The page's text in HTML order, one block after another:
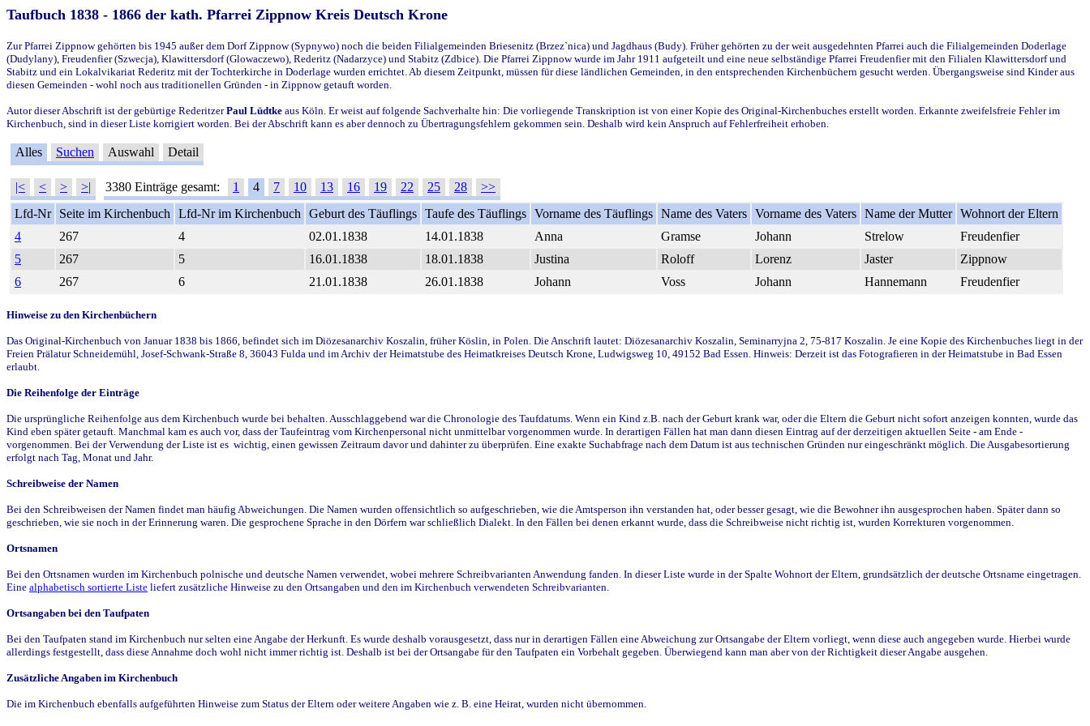
Taufbuch 1838 - 1866 der kath. Pfarrei Zippnow Kreis Deutsch Krone
Zur Pfarrei Zippnow gehörten bis 1945 außer dem Dorf Zippnow (Sypnywo) noch die beiden Filialgemeinden Briesenitz (Brzez`nica) und Jagdhaus (Budy). Früher gehörten zu der weit ausgedehnten Pfarrei auch die Filialgemeinden Doderlage
(Dudylany), Freudenfier (Szwecja), Klawittersdorf (Glowaczewo), Rederitz (Nadarzyce) und Stabitz (Zdbice). Die Pfarrei Zippnow wurde im Jahr 1911 aufgeteilt und eine neue selbständige Pfarrei Freudenfier mit den Filialen Klawittersdorf und
Stabitz und ein Lokalvikariat Rederitz mit der Tochterkirche in Doderlage wurden errichtet. Ab diesem Zeitpunkt, müssen für diese ländlichen Gemeinden, in den entsprechenden Kirchenbüchern gesucht werden. Übergangsweise sind Kinder aus
diesen Gemeinden - wohl noch aus traditionellen Gründen - in Zippnow getauft worden.
Autor dieser Abschrift ist der gebürtige RederitzerPaul Lüdtke aus Köln. Er weist auf folgende Sachverhalte hin: Die vorliegende Transkription ist von einer Kopie des Original-Kirchenbuches erstellt worden. Erkannte zweifelsfreie Fehler im
Kirchenbuch, sind in dieser Liste korrigiert worden. Bei der Abschrift kann es aber dennoch zu Übertragungsfehlern gekommen sein. Deshalb wird kein Anspruch auf Fehlerfreiheit erhoben.
Alles Suchen Auswahl Detail
|< < > >| 3380 Einträge gesamt: 1 4 7 10 13 16 19 22 25 28
>>
Lfd-Nr
Seite im Kirchenbuch Lfd-Nr im Kirchenbuch Geburt des Täuflings Taufe des Täuflings Vorname des Täuflings Name des Vaters Vorname des Vaters Name der Mutter Wohnort der Eltern
4
267 4 02.01.1838 14.01.1838 Anna Gramse Johann Strelow
Freudenfier
5
267 5 16.01.1838 18.01.1838 Justina Roloff Lorenz Jaster
Zippnow
6
267 6 21.01.1838 26.01.1838 Johann Voss Johann Hannemann Freudenfier
Hinweise zu den Kirchenbüchern
Das Original-Kirchenbuch von Januar 1838 bis 1866, befindet sich im Diözesanarchiv Koszalin, früher Köslin, in Polen. Die Anschrift lautet: Diözesanarchiv Koszalin, Seminarryjna 2, 75-817 Koszalin. Je eine Kopie des Kirchenbuches liegt in der
Freien Prälatur Schneidemühl, Josef-Schwank-Straße 8, 36043 Fulda und im Archiv der Heimatstube des Heimatkreises Deutsch Krone, Ludwigsweg 10, 49152 Bad Essen. Hinweis: Derzeit ist das Fotografieren in der Heimatstube in Bad Essen
erlaubt.
Die Reihenfolge der Einträge
Die ursprüngliche Reihenfolge aus dem Kirchenbuch wurde bei behalten. Ausschlaggebend war die Chronologie des Taufdatums. Wenn ein Kind z.B. nach der Geburt krank war, oder die Eltern die Geburt nicht sofort anzeigen konnten, wurde das
Kind eben später getauft. Manchmal kam es auch vor, dass der Taufeintrag vom Kirchenpersonal nicht unmittelbar vorgenommen wurde. In derartigen Fällen hat man dann diesen Eintrag auf der derzeitigen aktuellen Seite - am Ende -
vorgenommen. Bei der Verwendung der Liste ist es wichtig, einen gewissen Zeitraum davor und dahinter zu überprüfen. Eine exakte Suchabfrage nach dem Datum ist aus technischen Gründen nur eingeschränkt möglich. Die Ausgabesortierung
erfolgt nach Tag, Monat und Jahr.
Schreibweise der Namen
Bei den Schreibweisen der Namen findet man häufig Abweichungen. Die Namen wurden offensichtlich so aufgeschrieben, wie die Amtsperson ihn verstanden hat, oder besser gesagt, wie die Bewohner ihn ausgesprochen haben. Später dann so
geschrieben, wie sie noch in der Erinnerung waren. Die gesprochene Sprache in den Dörfern war schließlich Dialekt. In den Fällen bei denen erkannt wurde, dass die Schreibweise nicht richtig ist, wurden Korrekturen vorgenommen.
Ortsnamen
Bei den Ortsnamen wurden im Kirchenbuch polnische und deutsche Namen verwendet, wobei mehrere Schreibvarianten Anwendung fanden. In dieser Liste wurde in der Spalte Wohnort der Eltern, grundsätzlich der deutsche Ortsname eingetragen.
Eine alphabetisch sortierte Liste liefert zusätzliche Hinweise zu den Ortsangaben und den im Kirchenbuch verwendeten Schreibvarianten.
Ortsangaben bei den Taufpaten
Bei den Taufpaten stand im Kirchenbuch nur selten eine Angabe der Herkunft. Es wurde deshalb vorausgesetzt, dass nur in derartigen Fällen eine Abweichung zur Ortsangabe der Eltern vorliegt, wenn diese auch angegeben wurde. Hierbei wurde
allerdings festgestellt, dass diese Annahme doch wohl nicht immer richtig ist. Deshalb ist bei der Ortsangabe für den Taufpaten ein Vorbehalt gegeben. Überwiegend kann man aber von der Richtigkeit dieser Angabe ausgehen.
Zusätzliche Angaben im Kirchenbuch
Die im Kirchenbuch ebenfalls aufgeführten Hinweise zum Status der Eltern oder weitere Angaben wie z. B. eine Heirat, wurden nicht übernommen.